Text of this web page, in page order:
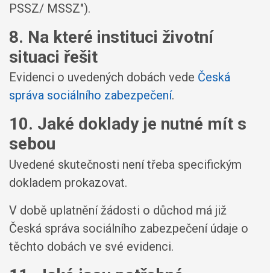
PSSZ/ MSSZ").
8. Na které instituci životní
situaci řešit
Evidenci o uvedených dobách vede Česká
správa sociálního zabezpečení.
10. Jaké doklady je nutné mít s
sebou
Uvedené skutečnosti není třeba specifickým
dokladem prokazovat.
V době uplatnění žádosti o důchod má již
Česká správa sociálního zabezpečení údaje o
těchto dobách ve své evidenci.